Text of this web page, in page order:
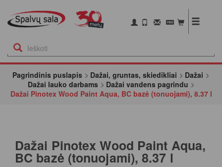
Pagrindinis puslapis Dažai, gruntas, skiedikliai
Dažai
Dažai lauko darbams
Dažai vandens pagrindu
Dažai Pinotex Wood Paint Aqua, BC bazė (tonuojami), 8.37 l
Dažai Pinotex Wood Paint Aqua,
BC bazė (tonuojami), 8.37 l